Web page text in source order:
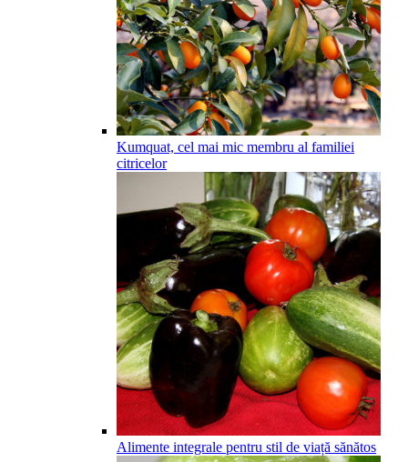
Kumquat, cel mai mic membru al familiei
citricelor
Alimente integrale pentru stil de viață sănătos